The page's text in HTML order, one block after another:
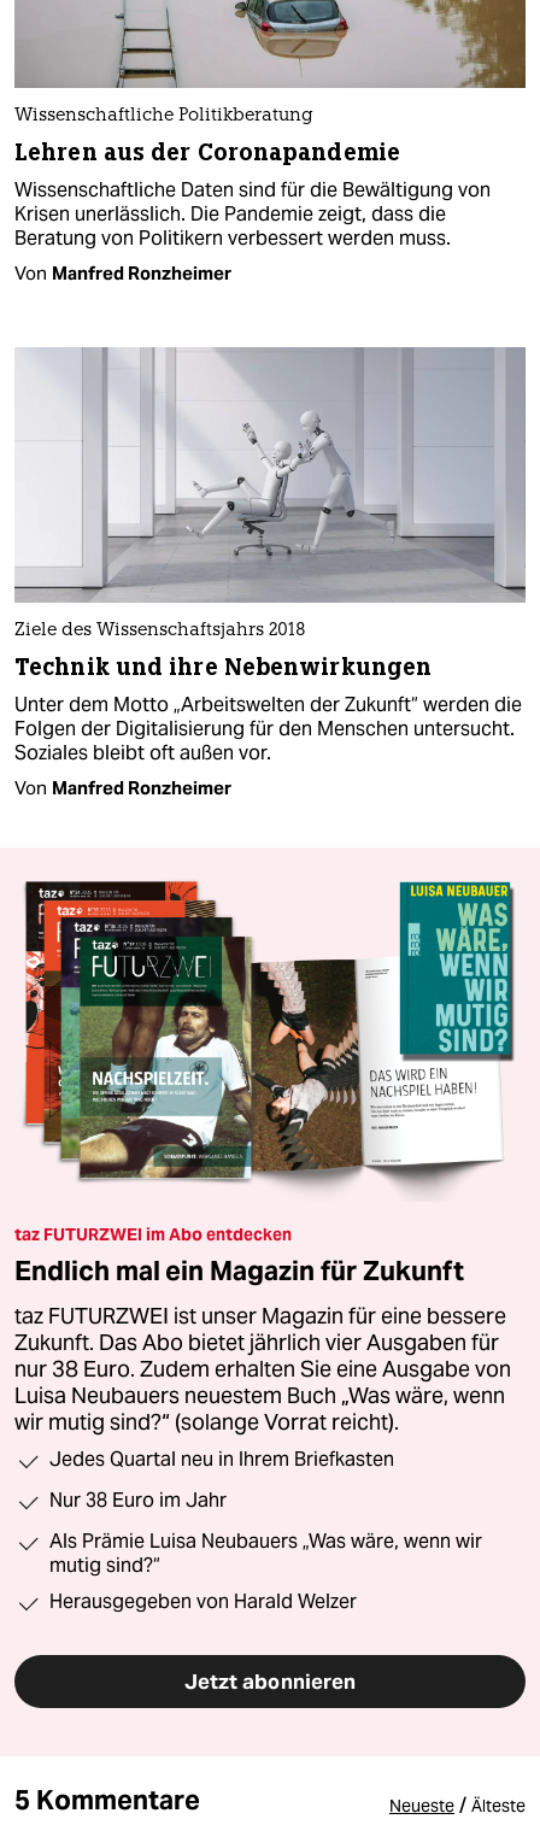
Wissenschaftliche Politik­beratung
Lehren aus der Coronapandemie
Wissenschaftliche Daten sind für die Bewältigung von
Krisen unerlässlich. Die Pandemie zeigt, dass die
Beratung von Politikern verbessert werden muss.
Von Manfred Ronzheimer
Ziele des Wissenschaftsjahrs 2018
Technik und ihre Nebenwirkungen
Unter dem Motto „Arbeitswelten der Zukunft“ werden die
Folgen der Digitalisierung für den Menschen untersucht.
Soziales bleibt oft außen vor.
Von Manfred Ronzheimer
taz FUTURZWEI im Abo entdecken
Endlich mal ein Magazin für Zukunft
taz FUTURZWEI ist unser Magazin für eine bessere
Zukunft. Das Abo bietet jährlich vier Ausgaben für
nur 38 Euro. Zudem erhalten Sie eine Ausgabe von
Luisa Neubauers neuestem Buch „Was wäre, wenn
wir mutig sind?“ (solange Vorrat reicht).
Jedes Quartal neu in Ihrem Briefkasten
Nur 38 Euro im Jahr
Als Prämie Luisa Neubauers „Was wäre, wenn wir
mutig sind?“
Herausgegeben von Harald Welzer
Jetzt abonnieren
5 Kommentare Neueste / Älteste